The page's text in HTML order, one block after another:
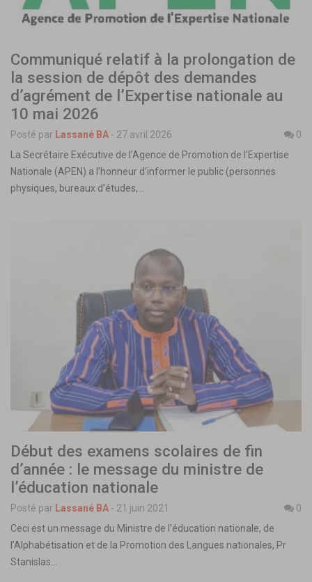
Communiqué relatif à la prolongation de
la session de dépôt des demandes
d’agrément de l’Expertise nationale au
10 mai 2026
Posté par Lassané BA - 27 avril 2026
0
La Secrétaire Exécutive de l’Agence de Promotion de l’Expertise
Nationale (APEN) a l’honneur d’informer le public (personnes
physiques, bureaux d’études,…
Début des examens scolaires de fin
d’année : le message du ministre de
l’éducation nationale
Posté par Lassané BA - 21 juin 2021
0
Ceci est un message du Ministre de l’éducation nationale, de
l’Alphabétisation et de la Promotion des Langues nationales, Pr
Stanislas…